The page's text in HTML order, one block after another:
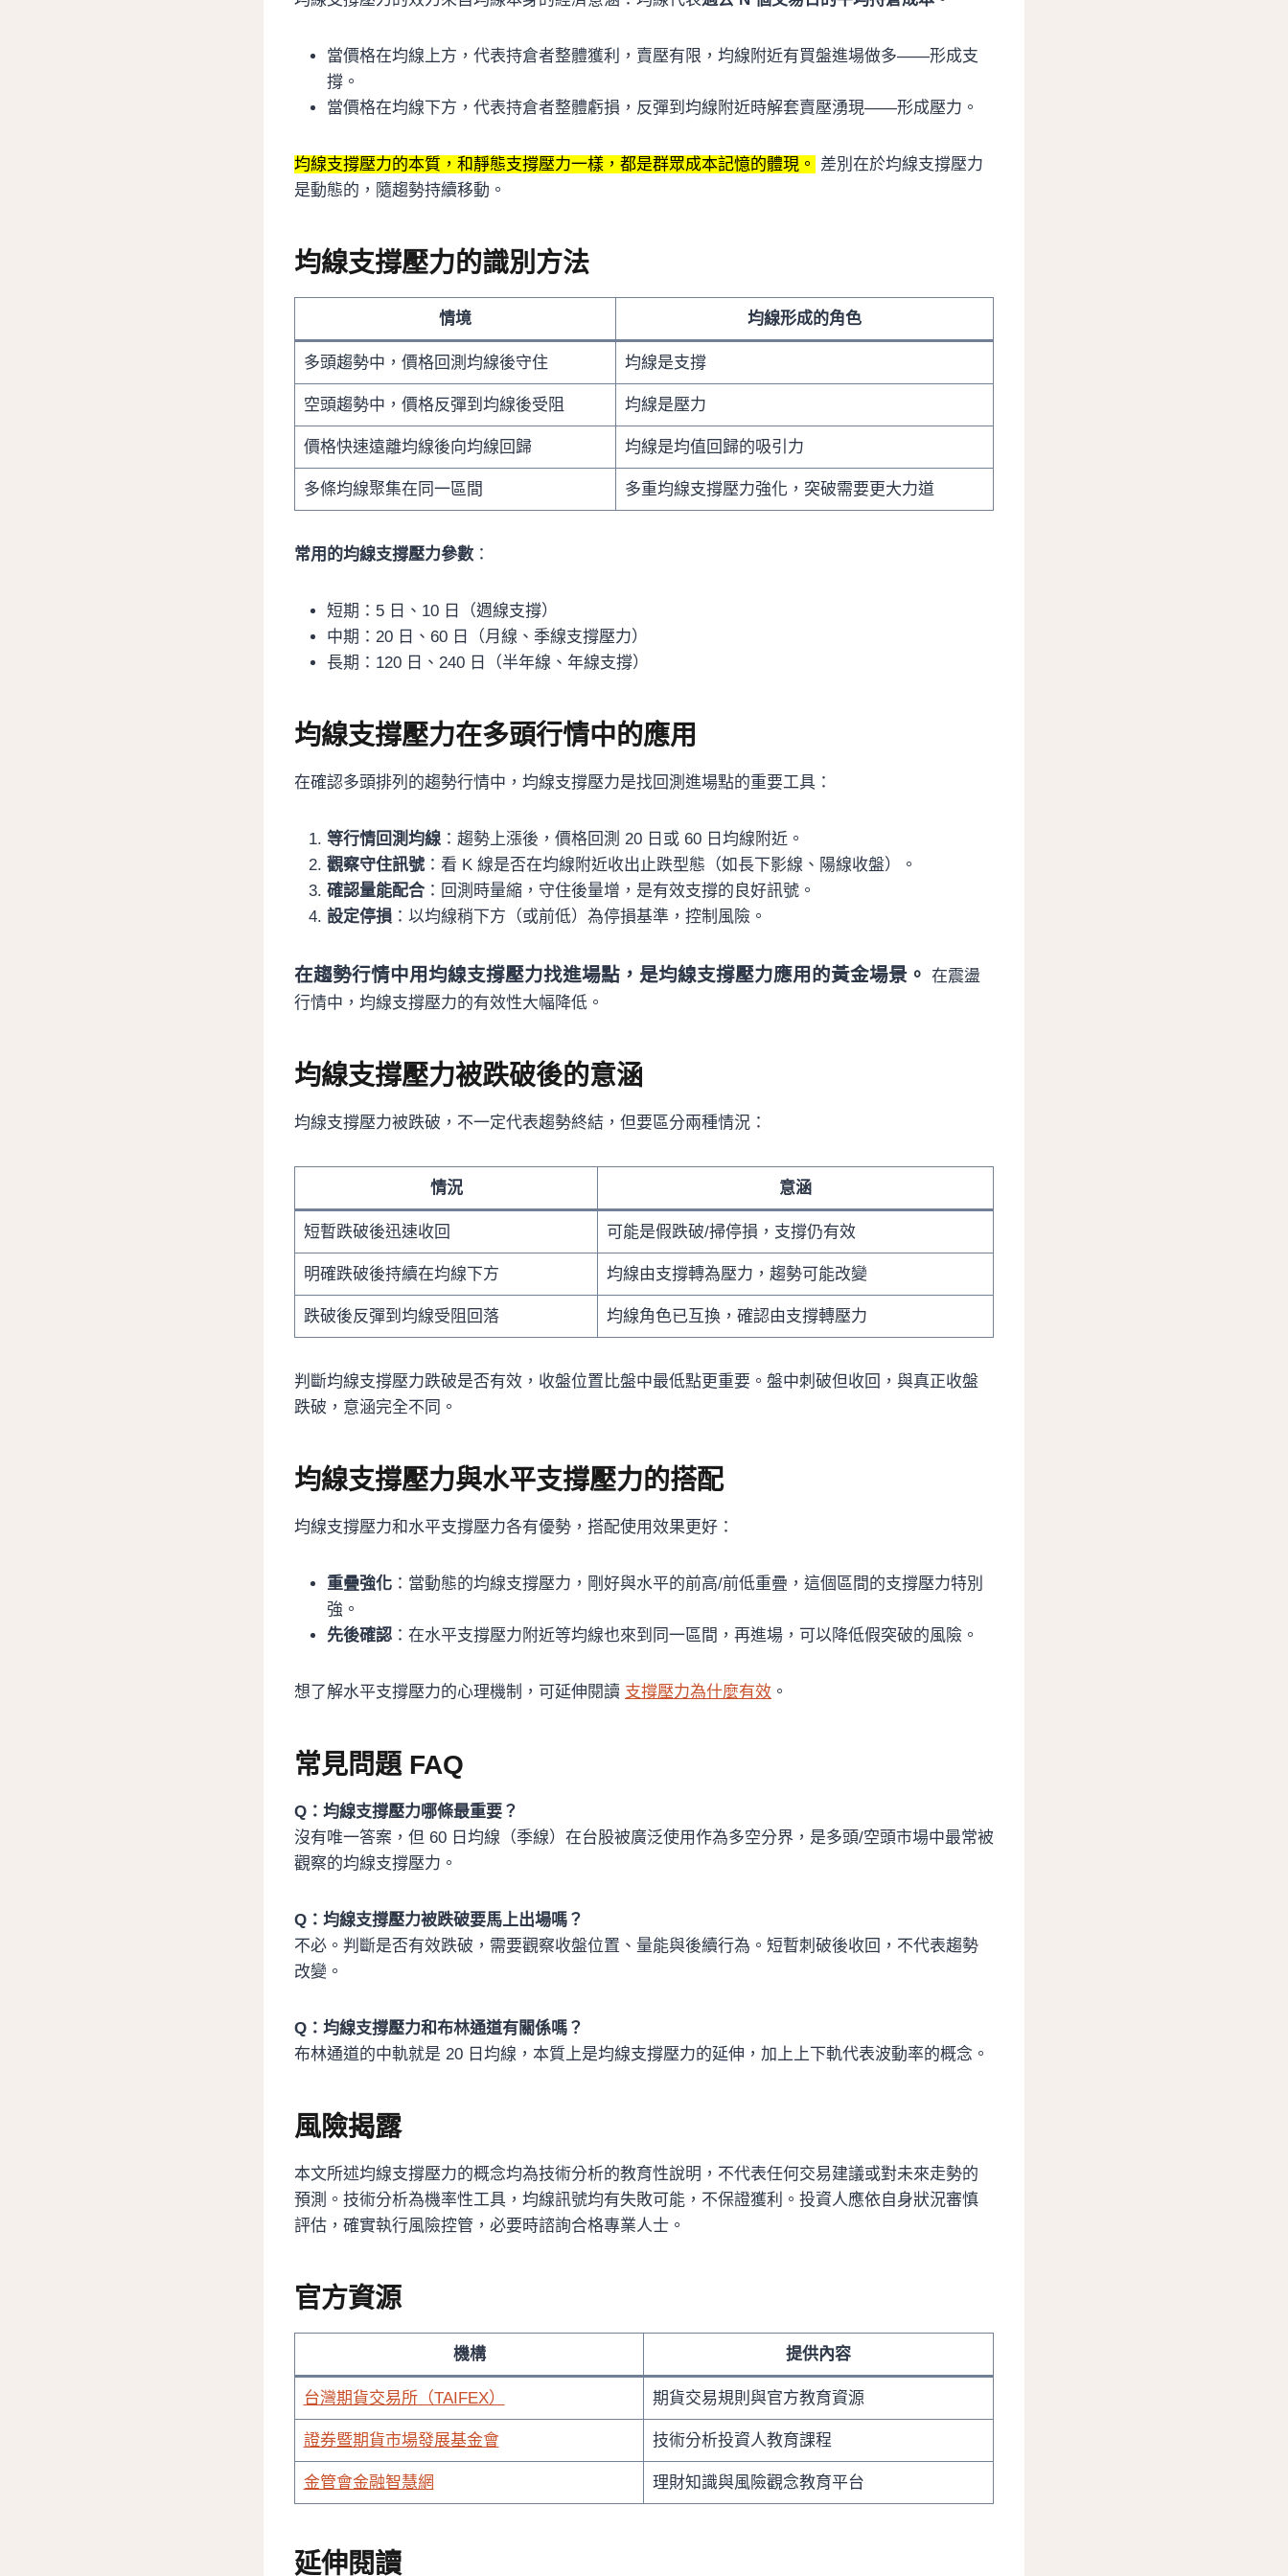
當價格在均線上方，代表持倉者整體獲利，賣壓有限，均線附近有買盤進場做多——形成支
撐。
當價格在均線下方，代表持倉者整體虧損，反彈到均線附近時解套賣壓湧現——形成壓力。
均線支撐壓力的本質，和靜態支撐壓力一樣，都是群眾成本記憶的體現。
差別在於均線支撐壓力
是動態的，隨趨勢持續移動。
均線支撐壓力的識別方法
情境 均線形成的角色
多頭趨勢中，價格回測均線後守住 均線是支撐
空頭趨勢中，價格反彈到均線後受阻 均線是壓力
價格快速遠離均線後向均線回歸 均線是均值回歸的吸引力
多條均線聚集在同一區間 多重均線支撐壓力強化，突破需要更大力道
常用的均線支撐壓力參數 ：
短期：5 日、10 日（週線支撐）
中期：20 日、60 日（月線、季線支撐壓力）
長期：120 日、240 日（半年線、年線支撐）
均線支撐壓力在多頭行情中的應用
在確認多頭排列的趨勢行情中，均線支撐壓力是找回測進場點的重要工具：
等行情回測均線 ：趨勢上漲後，價格回測 20 日或 60 日均線附近。
觀察守住訊號 ：看 K 線是否在均線附近收出止跌型態（如長下影線、陽線收盤）。
確認量能配合 ：回測時量縮，守住後量增，是有效支撐的良好訊號。
設定停損 ：以均線稍下方（或前低）為停損基準，控制風險。
在趨勢行情中用均線支撐壓力找進場點，是均線支撐壓力應用的黃金場景。 在震盪
行情中，均線支撐壓力的有效性大幅降低。
均線支撐壓力被跌破後的意涵
均線支撐壓力被跌破，不一定代表趨勢終結，但要區分兩種情況：
情況 意涵
短暫跌破後迅速收回 可能是假跌破/掃停損，支撐仍有效
明確跌破後持續在均線下方 均線由支撐轉為壓力，趨勢可能改變
跌破後反彈到均線受阻回落 均線角色已互換，確認由支撐轉壓力
判斷均線支撐壓力跌破是否有效，收盤位置比盤中最低點更重要。盤中刺破但收回，與真正收盤
跌破，意涵完全不同。
均線支撐壓力與水平支撐壓力的搭配
均線支撐壓力和水平支撐壓力各有優勢，搭配使用效果更好：
重疊強化 ：當動態的均線支撐壓力，剛好與水平的前高/前低重疊，這個區間的支撐壓力特別
強。
先後確認 ：在水平支撐壓力附近等均線也來到同一區間，再進場，可以降低假突破的風險。
想了解水平支撐壓力的心理機制，可延伸閱讀 支撐壓力為什麼有效 。
常見問題 FAQ
Q：均線支撐壓力哪條最重要？
沒有唯一答案，但 60 日均線（季線）在台股被廣泛使用作為多空分界，是多頭/空頭市場中最常被
觀察的均線支撐壓力。
Q：均線支撐壓力被跌破要馬上出場嗎？
不必。判斷是否有效跌破，需要觀察收盤位置、量能與後續行為。短暫刺破後收回，不代表趨勢
改變。
Q：均線支撐壓力和布林通道有關係嗎？
布林通道的中軌就是 20 日均線，本質上是均線支撐壓力的延伸，加上上下軌代表波動率的概念。
風險揭露
本文所述均線支撐壓力的概念均為技術分析的教育性說明，不代表任何交易建議或對未來走勢的
預測。技術分析為機率性工具，均線訊號均有失敗可能，不保證獲利。投資人應依自身狀況審慎
評估，確實執行風險控管，必要時諮詢合格專業人士。
官方資源
機構 提供內容
台灣期貨交易所（TAIFEX） 期貨交易規則與官方教育資源
證券暨期貨市場發展基金會 技術分析投資人教育課程
金管會金融智慧網 理財知識與風險觀念教育平台
延伸閱讀